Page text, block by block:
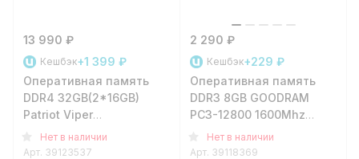
13 990 ₽
Кешбэк+1 399 ₽
Оперативная память
DDR4 32GB(2*16GB)
Patriot Viper
PSP432G3200KH1
Нет в наличии
Арт. 39123537
2 290 ₽
Кешбэк+229 ₽
Оперативная память
DDR3 8GB GOODRAM
PC3-12800 1600Mhz
1.35VНет в наличии
Арт. 39118369